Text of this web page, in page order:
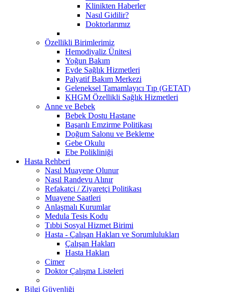
Klinikten Haberler
Nasıl Gidilir?
Doktorlarımız
Özellikli Birimlerimiz
Hemodiyaliz Ünitesi
Yoğun Bakım
Evde Sağlık Hizmetleri
Palyatif Bakım Merkezi
Geleneksel Tamamlayıcı Tıp (GETAT)
KHGM Özellikli Sağlık Hizmetleri
Anne ve Bebek
Bebek Dostu Hastane
Başarılı Emzirme Politikası
Doğum Salonu ve Bekleme
Gebe Okulu
Ebe Polikliniği
Hasta Rehberi
Nasıl Muayene Olunur
Nasıl Randevu Alınır
Refakatçi / Ziyaretçi Politikası
Muayene Saatleri
Anlaşmalı Kurumlar
Medula Tesis Kodu
Tıbbi Sosyal Hizmet Birimi
Hasta - Çalışan Hakları ve Sorumlulukları
Çalışan Hakları
Hasta Hakları
Cimer
Doktor Çalışma Listeleri
Bilgi Güvenliği